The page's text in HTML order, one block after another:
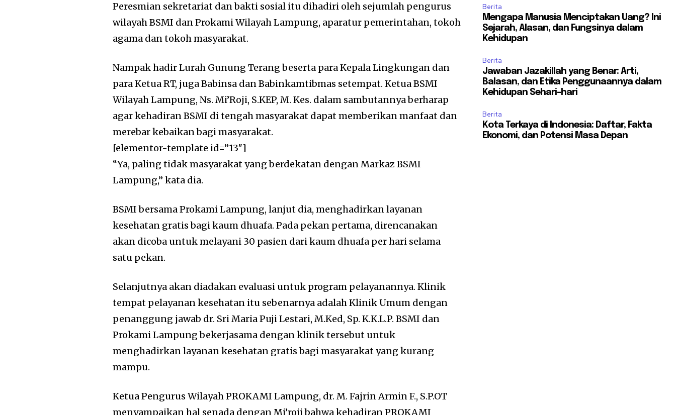
Peresmian sekretariat dan bakti sosial itu dihadiri oleh sejumlah pengurus
wilayah BSMI dan Prokami Wilayah Lampung, aparatur pemerintahan, tokoh
agama dan tokoh masyarakat.
Nampak hadir Lurah Gunung Terang beserta para Kepala Lingkungan dan
para Ketua RT, juga Babinsa dan Babinkamtibmas setempat. Ketua BSMI
Wilayah Lampung, Ns. Mi’Roji, S.KEP, M. Kes. dalam sambutannya berharap
agar kehadiran BSMI di tengah masyarakat dapat memberikan manfaat dan
merebar kebaikan bagi masyarakat.
[elementor-template id=”13″]
“Ya, paling tidak masyarakat yang berdekatan dengan Markaz BSMI
Lampung,” kata dia.
BSMI bersama Prokami Lampung, lanjut dia, menghadirkan layanan
kesehatan gratis bagi kaum dhuafa. Pada pekan pertama, direncanakan
akan dicoba untuk melayani 30 pasien dari kaum dhuafa per hari selama
satu pekan.
Selanjutnya akan diadakan evaluasi untuk program pelayanannya. Klinik
tempat pelayanan kesehatan itu sebenarnya adalah Klinik Umum dengan
penanggung jawab dr. Sri Maria Puji Lestari, M.Ked, Sp. K.K.L.P. BSMI dan
Prokami Lampung bekerjasama dengan klinik tersebut untuk
menghadirkan layanan kesehatan gratis bagi masyarakat yang kurang
mampu.
Ketua Pengurus Wilayah PROKAMI Lampung, dr. M. Fajrin Armin F., S.P.OT
menyampaikan hal senada dengan Mi’roji bahwa kehadiran PROKAMI
Berita
Mengapa Manusia Menciptakan Uang? Ini
Sejarah, Alasan, dan Fungsinya dalam
Kehidupan
Berita
Jawaban Jazakillah yang Benar: Arti,
Balasan, dan Etika Penggunaannya dalam
Kehidupan Sehari-hari
Berita
Kota Terkaya di Indonesia: Daftar, Fakta
Ekonomi, dan Potensi Masa Depan